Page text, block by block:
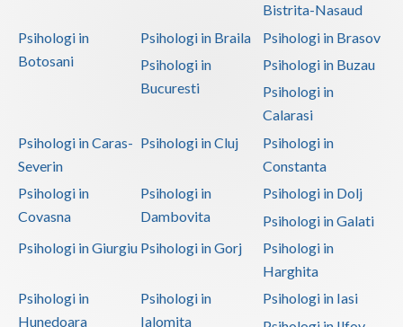
Bistrita-Nasaud
Psihologi in
Botosani
Psihologi in Braila
Psihologi in Brasov
Psihologi in
Bucuresti
Psihologi in Buzau
Psihologi in
Calarasi
Psihologi in Caras-
Severin
Psihologi in Cluj
Psihologi in
Constanta
Psihologi in
Covasna
Psihologi in
Dambovita
Psihologi in Dolj
Psihologi in Galati
Psihologi in Giurgiu Psihologi in Gorj
Psihologi in
Harghita
Psihologi in
Hunedoara
Psihologi in
Ialomita
Psihologi in Iasi